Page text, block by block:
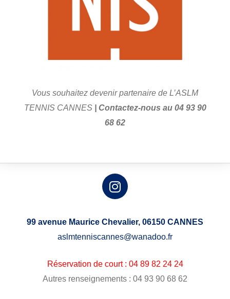
Vous souhaitez devenir partenaire de L’ASLM
TENNIS CANNES| Contactez-nous au 04 93 90
68 62
99 avenue Maurice Chevalier, 06150 CANNES
aslmtenniscannes@wanadoo.fr
Réservation de court : 04 89 82 24 24
Autres renseignements : 04 93 90 68 62